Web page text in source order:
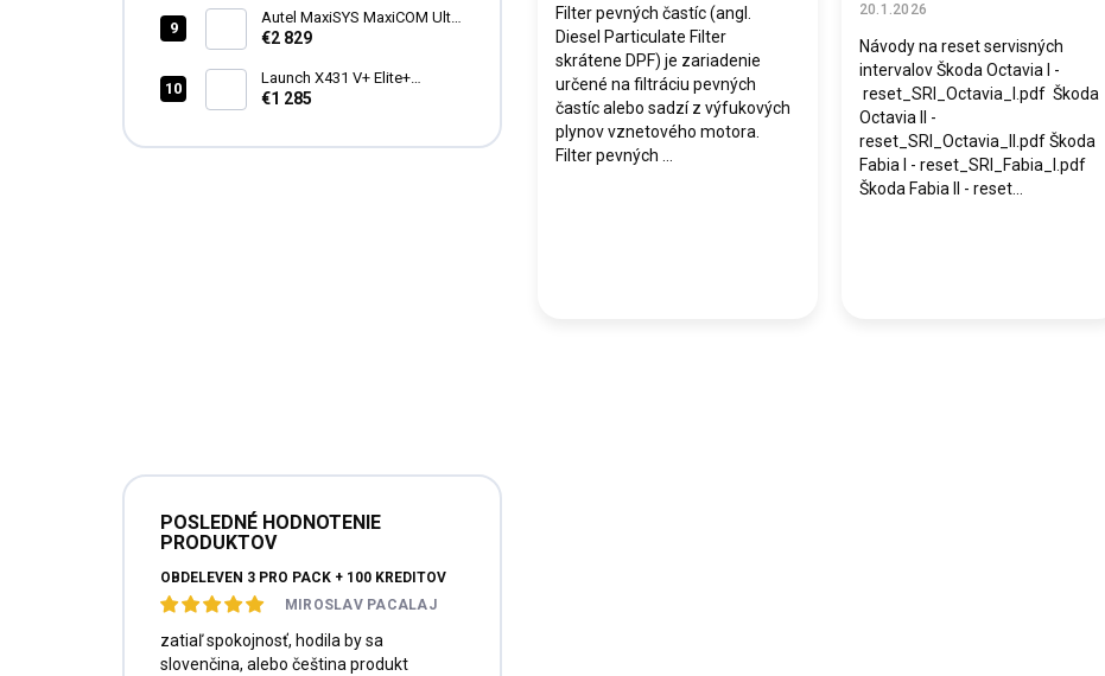
Autel MaxiSYS MaxiCOM Ultra
Lite
€2 829
Launch X431 V+ Elite+
SMARTLINK 2026 CZ
€1 285
POSLEDNÉ HODNOTENIE
PRODUKTOV
OBDELEVEN 3 PRO PACK + 100 KREDITOV
MIROSLAV PACALAJ
zatiaľ spokojnosť, hodila by sa
slovenčina, alebo čeština produkt
Filter pevných častíc (angl.
Diesel Particulate Filter
skrátene DPF) je zariadenie
určené na filtráciu pevných
častíc alebo sadzí z výfukových
plynov vznetového motora.
Filter pevných ...
20.1.2026
Návody na reset servisných
intervalov Škoda Octavia I -
reset_SRI_Octavia_I.pdf Škoda
Octavia II -
reset_SRI_Octavia_II.pdf Škoda
Fabia I - reset_SRI_Fabia_I.pdf
Škoda Fabia II - reset...